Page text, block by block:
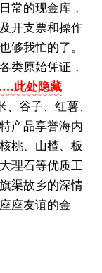
常的现金库，
开支票和操作
够我忙的了。
类原始凭证，
此处隐藏
谷子、红薯、
产品享誉海内
桃、山楂、板
理石等优质工
渠故乡的深情
座友谊的金